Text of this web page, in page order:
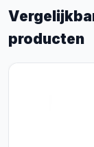
producten